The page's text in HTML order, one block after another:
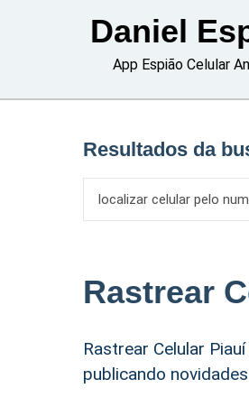
Daniel
App Espião Celular
Resultados da
Rastrear
Rastrear Celular
publicando